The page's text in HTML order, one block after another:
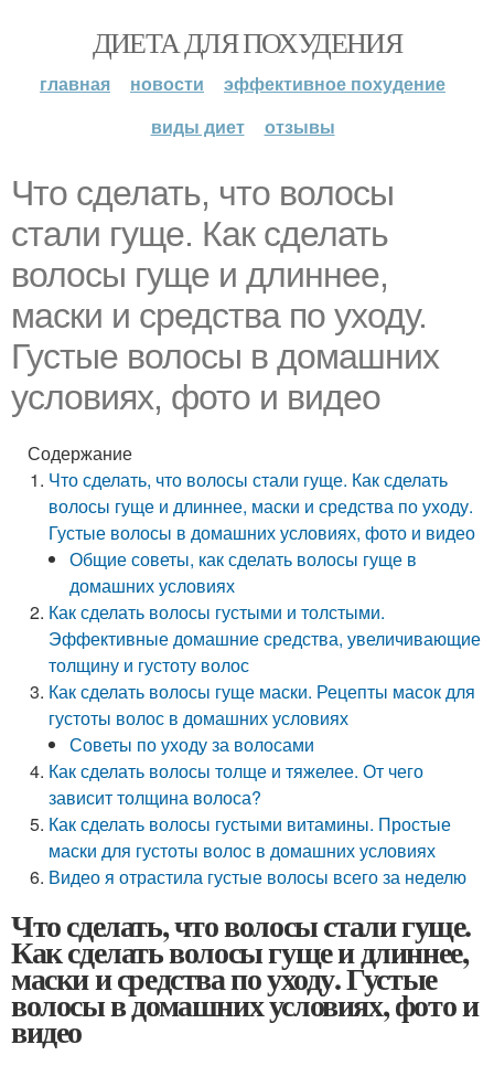
ДИЕТА ДЛЯ ПОХУДЕНИЯ
главная новости
эффективное похудение
виды диет
отзывы
Что сделать, что волосы
стали гуще. Как сделать
волосы гуще и длиннее,
маски и средства по уходу.
Густые волосы в домашних
условиях, фото и видео
Содержание
Что сделать, что волосы стали гуще. Как сделать
волосы гуще и длиннее, маски и средства по уходу.
Густые волосы в домашних условиях, фото и видео
Общие советы, как сделать волосы гуще в
домашних условиях
Как сделать волосы густыми и толстыми.
Эффективные домашние средства, увеличивающие
толщину и густоту волос
Как сделать волосы гуще маски. Рецепты масок для
густоты волос в домашних условиях
Советы по уходу за волосами
Как сделать волосы толще и тяжелее. От чего
зависит толщина волоса?
Как сделать волосы густыми витамины. Простые
маски для густоты волос в домашних условиях
Видео я отрастила густые волосы всего за неделю
Что сделать, что волосы стали гуще.
Как сделать волосы гуще и длиннее,
маски и средства по уходу. Густые
волосы в домашних условиях, фото и
видео